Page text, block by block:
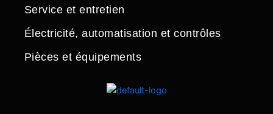
Service et entretien
Électricité, automatisation et contrôles
Pièces et équipements